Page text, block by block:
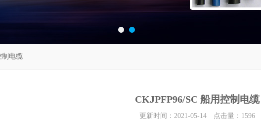
制电缆
CKJPFP96/SC 船用控制电缆
更新时间：2021-05-14 点击量： 1596